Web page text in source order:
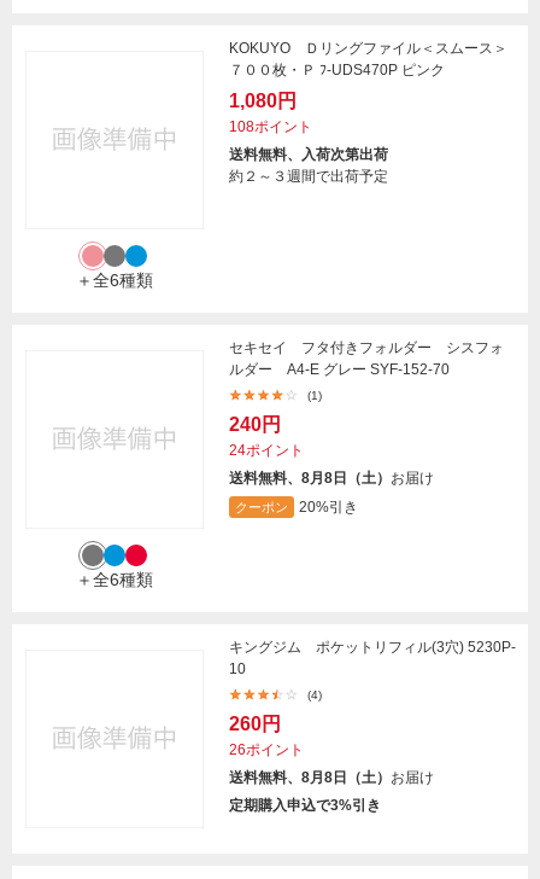
＋全6種類
KOKUYO Ｄリングファイル＜スムース＞
７００枚・Ｐ ﾌ-UDS470P ピンク
1,080円
108ポイント
送料無料、入荷次第出荷
約２～３週間で出荷予定
＋全6種類
セキセイ フタ付きフォルダー シスフォ
ルダー A4-E グレー SYF-152-70
(1)
240円
24ポイント
送料無料、8月8日（土） お届け
クーポン 20%引き
キングジム ポケットリフィル(3穴) 5230P-
10
(4)
260円
26ポイント
送料無料、8月8日（土） お届け
定期購入申込で3%引き